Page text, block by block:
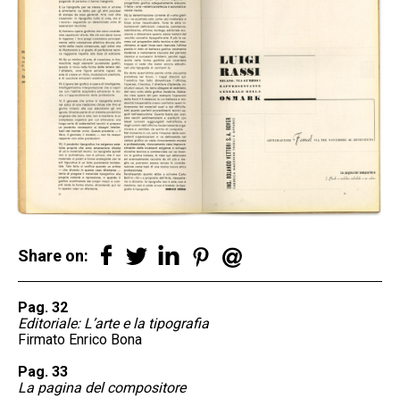
Share on:
Pag. 32
Editoriale: L’arte e la tipografia
Firmato Enrico Bona
Pag. 33
La pagina del compositore